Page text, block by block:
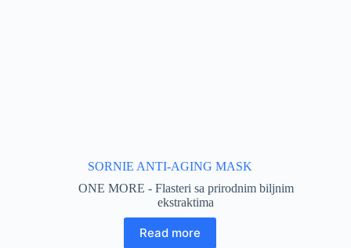
SORNIE ANTI-AGING MASK
ONE MORE - Flasteri sa prirodnim biljnim
ekstraktima
Read more